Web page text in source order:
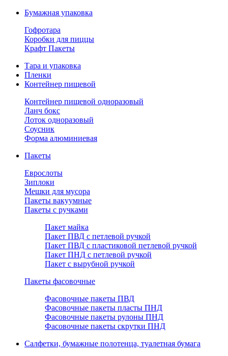
Бумажная упаковка
Гофротара
Коробки для пиццы
Крафт Пакеты
Тара и упаковка
Пленки
Контейнер пищевой
Контейнер пищевой одноразовый
Ланч бокс
Лоток одноразовый
Соусник
Форма алюминиевая
Пакеты
Еврослоты
Зиплоки
Мешки для мусора
Пакеты вакуумные
Пакеты с ручками
Пакет майка
Пакет ПВД с петлевой ручкой
Пакет ПВД с пластиковой петлевой ручкой
Пакет ПНД с петлевой ручкой
Пакет с вырубной ручкой
Пакеты фасовочные
Фасовочные пакеты ПВД
Фасовочные пакеты пласты ПНД
Фасовочные пакеты рулоны ПНД
Фасовочные пакеты скрутки ПНД
Салфетки, бумажные полотенца, туалетная бумага